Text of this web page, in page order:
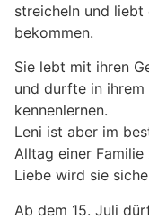
streicheln und liebt
bekommen.
Sie lebt mit ihren
und durfte in
kennenlernen.
Leni ist aber im
Alltag einer
Liebe wird sie
Ab dem 15. Juli